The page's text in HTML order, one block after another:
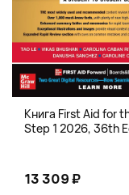
Книга First Aid for
Step 1 2026, 36th
13 309 ₽